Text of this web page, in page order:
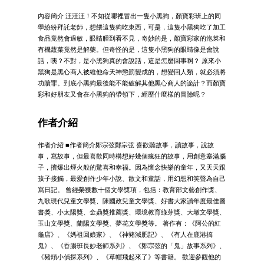
內容簡介 汪汪汪！不知從哪裡冒出一隻小黑狗，顏寶彩班上的同
學紛紛拜託老師，想餵這隻狗吃東西，可是，這隻小黑狗吃了加工
食品竟然會過敏，眼睛腫到看不見，奇妙的是，顏寶彩家的泡菜和
有機蔬菜竟然是解藥。但奇怪的是，這隻小黑狗的眼睛像是會說
話，咦？不對，是小黑狗真的會說話，這是怎麼回事啊？ 原來小
黑狗是黑心商人被維他命天神懲罰變成的，想變回人類，就必須將
功贖罪。到底小黑狗最後能不能破解其他黑心商人的詭計？而顏寶
彩和好朋友又會在小黑狗的帶領下，經歷什麼樣的冒險呢？
作者介紹
作者介紹 ■作者簡介鄭宗弦鄭宗弦 喜歡聽故事，讀故事，說故
事，寫故事，但最喜歡同時構想好幾個瘋狂的故事，用創意塞滿腦
子，擠爆出煙火般的驚喜和幸福。因為懷念快樂的童年，又天天跟
孩子接觸，最愛創作少年小說、散文和童話，用幻想和笑聲為自己
寫日記。 曾經榮獲數十個文學獎項，包括：教育部文藝創作獎、
九歌現代兒童文學獎、陳國政兒童文學獎、好書大家讀年度最佳圖
書獎、小太陽獎、金鼎獎推薦獎、環境教育綠芽獎、大墩文學獎、
玉山文學獎、蘭陽文學獎、夢花文學獎等。 著作有：《阿公的紅
龜店》、《媽祖回娘家》、《神豬減肥記》、《有人在鹿港搞
鬼》、《香腸班長妙老師系列》、《鄭宗弦的「鬼」故事系列》、
《豬頭小偵探系列》、《草帽飛起來了》等書籍。 歡迎參觀他的